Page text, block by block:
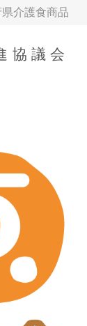
介護食商品
協議会